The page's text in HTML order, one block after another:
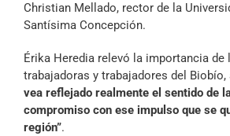
Christian Mellado, rector de la
Santísima Concepción.
Érika Heredia relevó la importancia
trabajadoras y trabajadores del Biobío,
vea reflejado realmente el sentido de
compromiso con ese impulso que se
región”.